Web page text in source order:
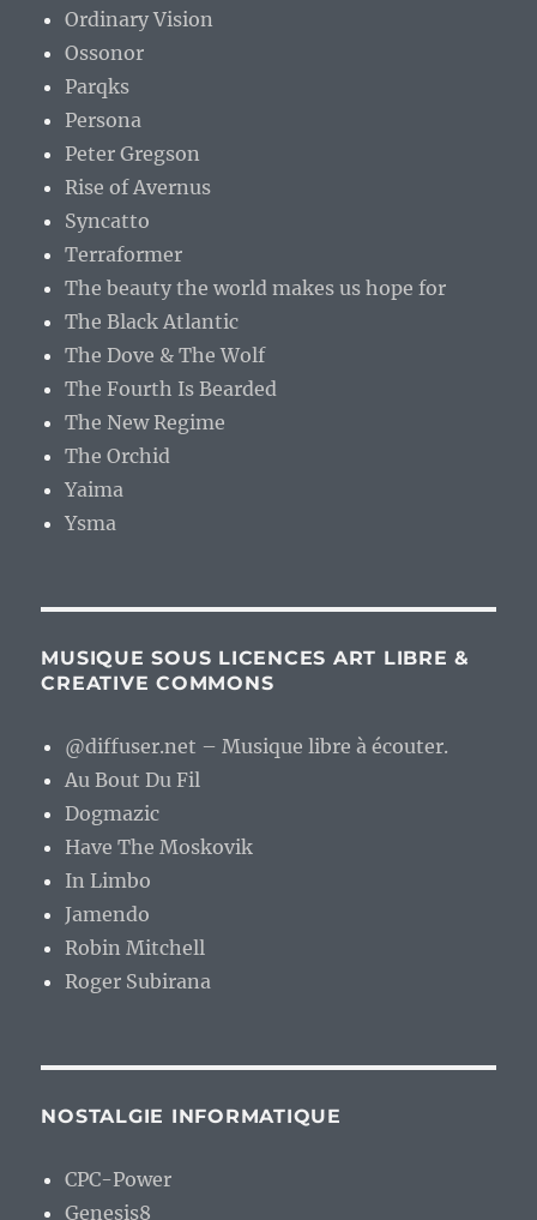
Ordinary Vision
Ossonor
Parqks
Persona
Peter Gregson
Rise of Avernus
Syncatto
Terraformer
The beauty the world makes us hope for
The Black Atlantic
The Dove & The Wolf
The Fourth Is Bearded
The New Regime
The Orchid
Yaima
Ysma
MUSIQUE SOUS LICENCES ART LIBRE &
CREATIVE COMMONS
@diffuser.net – Musique libre à écouter.
Au Bout Du Fil
Dogmazic
Have The Moskovik
In Limbo
Jamendo
Robin Mitchell
Roger Subirana
NOSTALGIE INFORMATIQUE
CPC-Power
Genesis8